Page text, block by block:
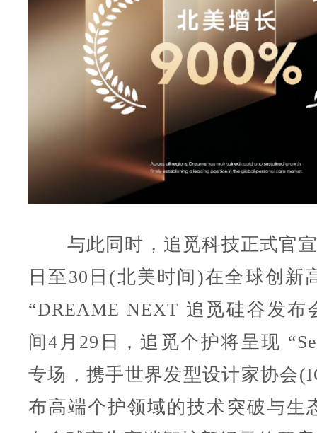
与此同时，追觅科技正式官宣
日至30日(北美时间)在全球创新
“DREAME NEXT 追觅硅谷发布
间4月29日，追觅个护将呈现
专场，携手世界发型设计家协会
布高端个护领域的技术突破与生